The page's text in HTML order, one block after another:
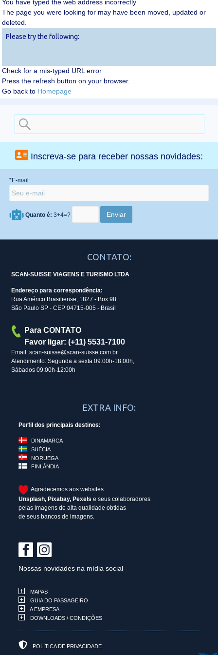
You have typed the web address incorrectly
The page you were looking for may have been moved, updated or
deleted.
Please try the following:
Check for a mis-typed URL error
Press the refresh button on your browser.
Go back to Homepage
Search
for:
Inscreva-se para receber nossas novidades:
*E-mail:
Quanto é: 3+4=?
CONTATO:
SCAN-SUISSE VIAGENS E TURISMO LTDA
Endereço para correspondência:
Rua Américo Brasiliense, 1827 - Box 98
São Paulo SP - CEP 04715-005 - Brasil
Para CONTATO
Favor ligar: (+11) 5531-7100
Email: scan-suisse@scan-suisse.com.br
Atendimento: Segunda a sexta 09:00h-18:00h,
Sábados 09:00h-12:00h
EXTRA INFO:
Perfil dos principais destinos:
DINAMARCA
SUÉCIA
NORUEGA
FINLÂNDIA
Agradecemos aos websites
Unsplash,Pixabay,Pexels e seus colaboradores
pelas imagens de alta qualidade obtidas
de seus bancos de imagens.
Nossas novidades na mídia social
MAPAS
GUIA DO PASSAGEIRO
A EMPRESA
DOWNLOADS / CONDIÇÕES
POLÍTICA DE PRIVACIDADE